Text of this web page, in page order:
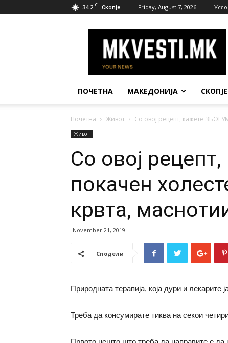
34.2 C Скопје Friday, August 7, 2026
Вести
ПОЧЕТНА МАКЕДОНИЈА СКОПЈЕ
Почетна Живот Со овој рецепт, кажете
Живот
Со овој
покачен
крвта,
November 21, 2019
Сподели
Природната терапија, која дури и лекарите
Треба да консумирате тиква на секои